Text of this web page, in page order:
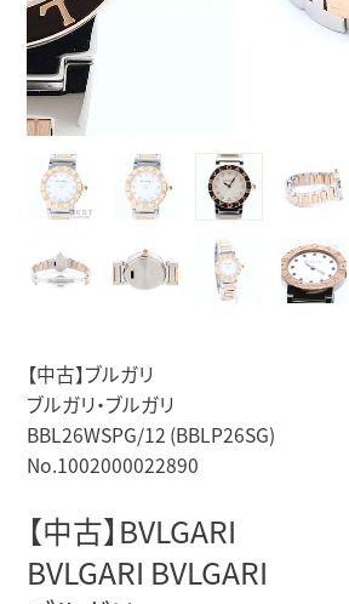
【中古】ブルガリ
ブルガリ・ブルガリ
BBL26WSPG/12 (BBLP26SG)
No.1002000022890
【中古】BVLGARI
BVLGARI BVLGARI